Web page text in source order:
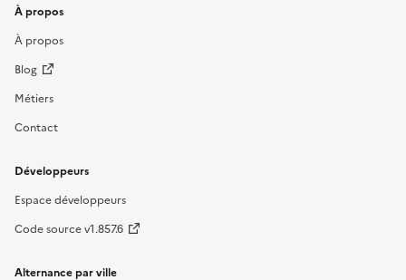
À propos
À propos
Blog
Métiers
Contact
Développeurs
Espace développeurs
Code source v1.857.6
Alternance par ville